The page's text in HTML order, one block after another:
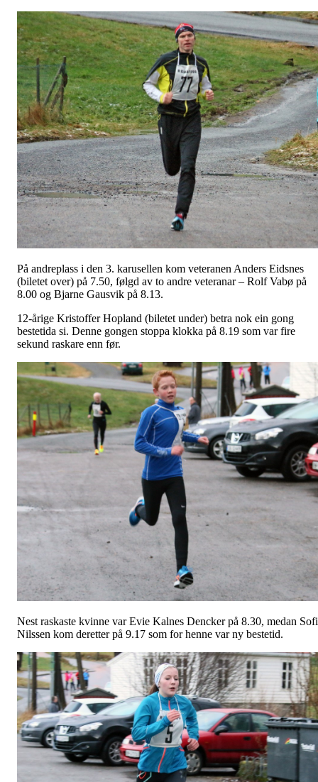
På andreplass i den 3. karusellen kom veteranen Anders Eidsnes
(biletet over) på 7.50, følgd av to andre veteranar – Rolf Vabø på
8.00 og Bjarne Gausvik på 8.13.
12-årige Kristoffer Hopland (biletet under) betra nok ein gong
bestetida si. Denne gongen stoppa klokka på 8.19 som var fire
sekund raskare enn før.
Nest raskaste kvinne var Evie Kalnes Dencker på 8.30, medan
Nilssen kom deretter på 9.17 som for henne var ny bestetid.